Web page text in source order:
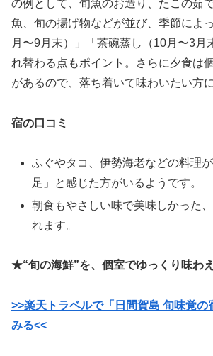
の例として、旬魚のお造り、たこの茹
魚、旬の揚げ物などが並び、季節によ
月〜9月末）」「茶碗蒸し（10月〜3月
れ替わる点もポイント。さらに夕食は
があるので、落ち着いて味わいたい方
宿の口コミ
ふぐやタコ、伊勢海老などの料理
足」と感じた方がいるようです。
朝食もやさしい味で美味しかった
れます。
★“旬の海鮮”を、個室でゆっくり味わ
>>楽天トラベルで「日間賀島 旬味覚の
みる<<